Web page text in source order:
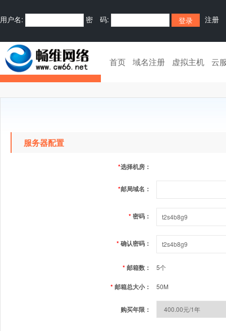
用户名: 密 码: 注册
首页 域名注册 虚拟主机 云
服务器配置
*选择机房：
*邮局域名：
*密码：
*确认密码：
*邮箱数： 5个
*邮箱总大小： 50M
购买年限：